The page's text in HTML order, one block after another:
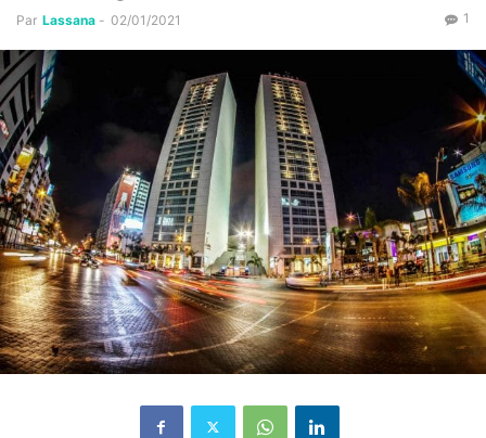
Par Lassana - 02/01/2021 1